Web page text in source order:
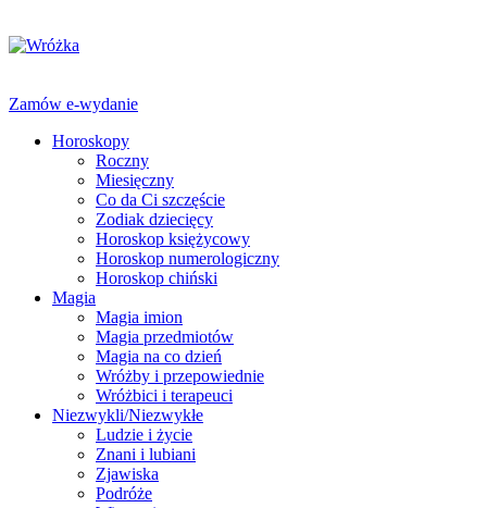
Zamów e-wydanie
Horoskopy
Roczny
Miesięczny
Co da Ci szczęście
Zodiak dziecięcy
Horoskop księżycowy
Horoskop numerologiczny
Horoskop chiński
Magia
Magia imion
Magia przedmiotów
Magia na co dzień
Wróżby i przepowiednie
Wróżbici i terapeuci
Niezwykli/Niezwykłe
Ludzie i życie
Znani i lubiani
Zjawiska
Podróże